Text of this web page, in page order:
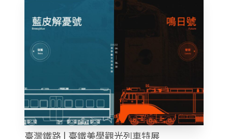
臺灣鐵路 | 臺鐵美學觀光列車特展